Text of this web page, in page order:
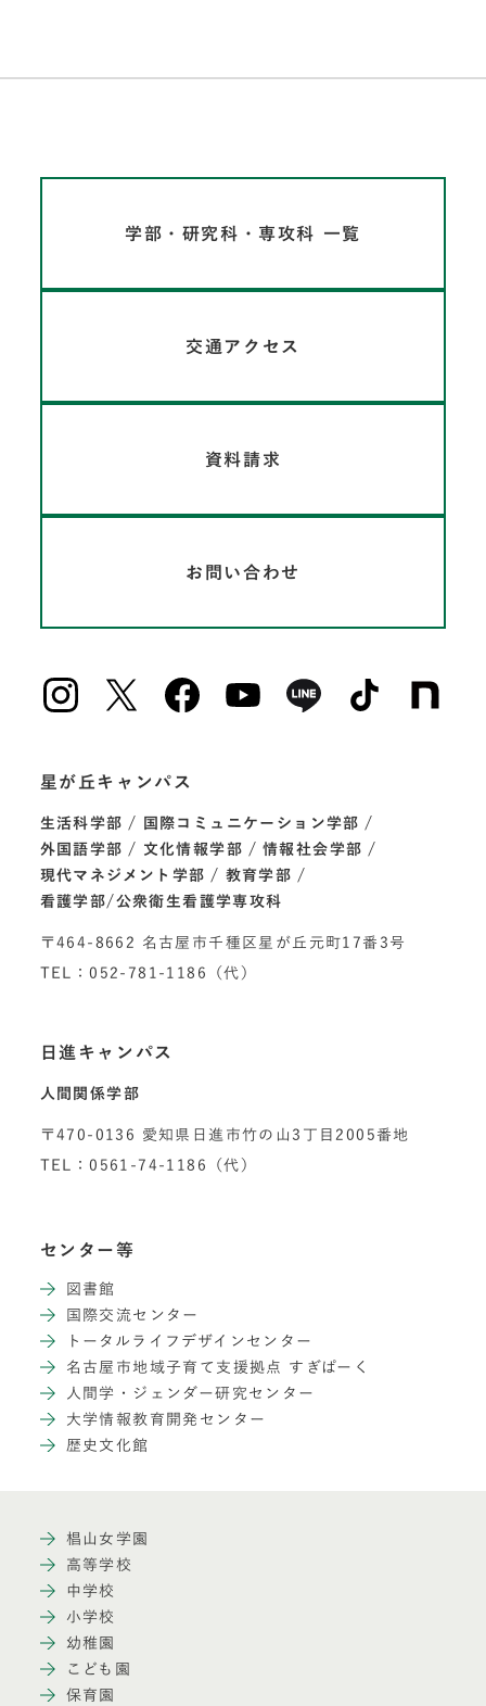
学部・研究科・専攻科 一覧
交通アクセス
資料請求
お問い合わせ
星が丘キャンパス
生活科学部
国際コミュニケーション学部
外国語学部
文化情報学部
情報社会学部
現代マネジメント学部
教育学部
看護学部/公衆衛生看護学専攻科
〒464-8662 名古屋市千種区星が丘元町17番3号
TEL：052-781-1186（代）
日進キャンパス
人間関係学部
〒470-0136 愛知県日進市竹の山3丁目2005番地
TEL：0561-74-1186（代）
センター等
図書館
国際交流センター
トータルライフデザインセンター
名古屋市地域子育て支援拠点 すぎぱーく
人間学・ジェンダー研究センター
大学情報教育開発センター
歴史文化館
椙山女学園
高等学校
中学校
小学校
幼稚園
こども園
保育園